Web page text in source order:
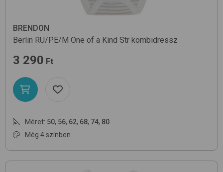
BRENDON
Berlin RU/PE/M One of a Kind Str kombidressz
3 290 Ft
Méret: 50, 56, 62, 68, 74, 80
Még 4 színben